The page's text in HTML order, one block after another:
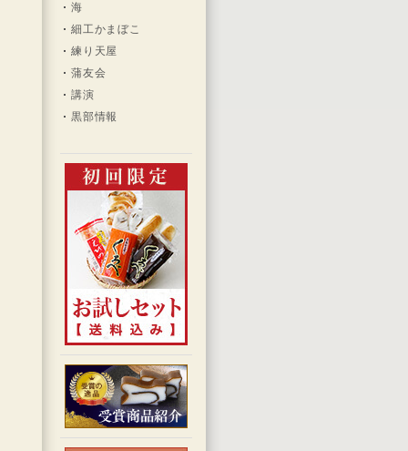
海
細工かまぼこ
練り天屋
蒲友会
講演
黒部情報